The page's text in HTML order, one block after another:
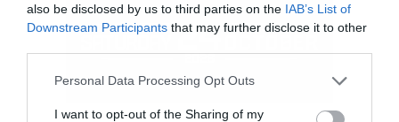
also be disclosed by us to third parties on the IAB’s List of
Downstream Participants that may further disclose it to other
Please note that this website/app uses one or more Google
not limited to your visit or usage behaviour. You may click to
Personal Data Processing Opt Outs
I want to opt-out of the Sharing of my